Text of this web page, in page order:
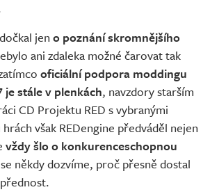
jen o poznání skromnějšího
ani zdaleka možné čarovat tak
oficiální podpora moddingu
stále v plenkách, navzdory starším
CD Projektu RED s vybranými
však REDengine předváděl nejen
vždy šlo o konkurenceschopnou
někdy dozvíme, proč přesně dostal